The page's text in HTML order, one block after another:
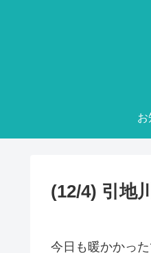
お
(12/4) 引地
今日も暖かかった